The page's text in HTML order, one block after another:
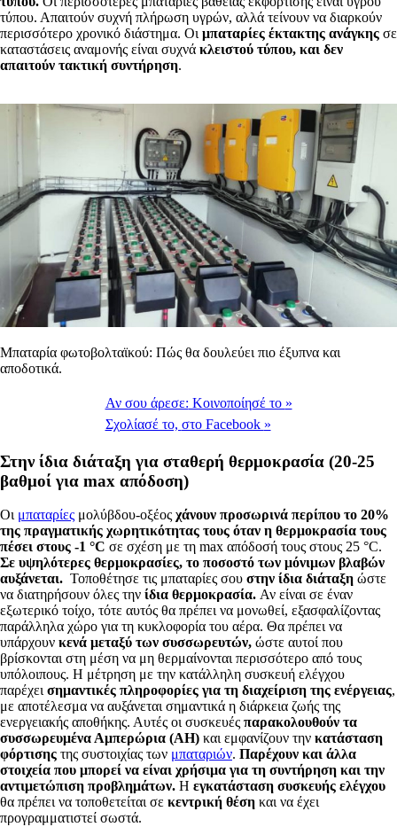
τύπου. Απαιτούν συχνή πλήρωση υγρών, αλλά τείνουν να διαρκούν
περισσότερο χρονικό διάστημα. Οι μπαταρίες έκτακτης ανάγκης σε
καταστάσεις αναμονής είναι συχνά κλειστού τύπου, και δεν
απαιτούν τακτική συντήρηση.
Μπαταρία φωτοβολταϊκού: Πώς θα δουλεύει πιο έξυπνα και
αποδοτικά.
Αν σου άρεσε: Κοινοποίησέ το »
Σχολίασέ το, στο Facebook »
Στην ίδια διάταξη για σταθερή θερμοκρασία (20-25
βαθμοί για max απόδοση)
Οι μπαταρίες μολύβδου-οξέος χάνουν προσωρινά περίπου το 20%
της πραγματικής χωρητικότητας τους όταν η θερμοκρασία τους
πέσει στους -1 °C σε σχέση με τη max απόδοσή τους στους 25 °C.
Σε υψηλότερες θερμοκρασίες, το ποσοστό των μόνιμων βλαβών
αυξάνεται. Τοποθέτησε τις μπαταρίες σου στην ίδια διάταξη ώστε
να διατηρήσουν όλες την ίδια θερμοκρασία. Αν είναι σε έναν
εξωτερικό τοίχο, τότε αυτός θα πρέπει να μονωθεί, εξασφαλίζοντας
παράλληλα χώρο για τη κυκλοφορία του αέρα. Θα πρέπει να
υπάρχουν κενά μεταξύ των συσσωρευτών, ώστε αυτοί που
βρίσκονται στη μέση να μη θερμαίνονται περισσότερο από τους
υπόλοιπους. Η μέτρηση με την κατάλληλη συσκευή ελέγχου
παρέχει σημαντικές πληροφορίες για τη διαχείριση της ενέργειας,
με αποτέλεσμα να αυξάνεται σημαντικά η διάρκεια ζωής της
ενεργειακής αποθήκης. Αυτές οι συσκευές παρακολουθούν τα
συσσωρευμένα Αμπερώρια (ΑΗ) και εμφανίζουν την κατάσταση
φόρτισης της συστοιχίας των μπαταριών. Παρέχουν και άλλα
στοιχεία που μπορεί να είναι χρήσιμα για τη συντήρηση και την
αντιμετώπιση προβλημάτων. Η εγκατάσταση συσκευής ελέγχου
θα πρέπει να τοποθετείται σε κεντρική θέση και να έχει
προγραμματιστεί σωστά.